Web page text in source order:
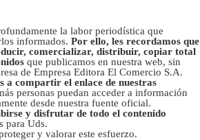
la labor periodística que
informados. Por ello, les recordamos que
comercializar, distribuir, copiar total
que publicamos en nuestra web, sin
de Empresa Editora El Comercio S.A.
a compartir el enlace de nuestras
personas puedan acceder a información
desde nuestra fuente oficial.
y disfrutar de todo el contenido
para Uds.
y valorar este esfuerzo.